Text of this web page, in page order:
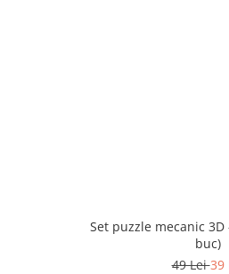
Set puzzle mecanic
buc)
49 Lei39